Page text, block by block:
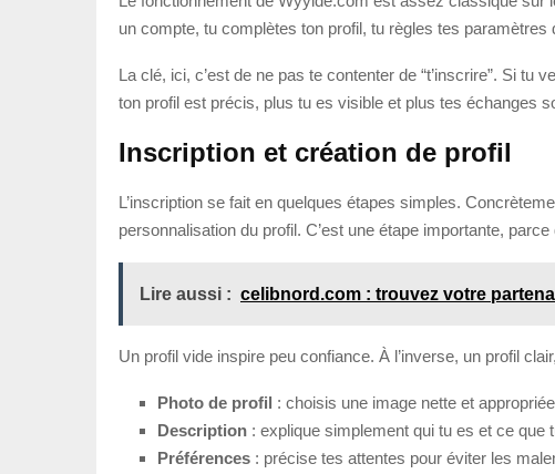
un compte, tu complètes ton profil, tu règles tes
La clé, ici, c’est de ne pas te contenter de “t’inscrire”. Si
ton profil est précis, plus tu es visible et plus tes échanges
Inscription et création de profil
L’inscription se fait en quelques étapes simples.
personnalisation du profil. C’est une étape importante,
Lire aussi : celibnord.com : trouvez votre
Un profil vide inspire peu confiance. À l’inverse, un profil
Photo de profil : choisis une image nette et
Description : explique simplement qui tu es et ce que
Préférences : précise tes attentes pour éviter les